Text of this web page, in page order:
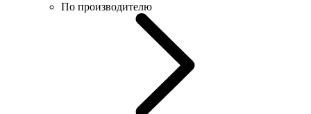
По производителю